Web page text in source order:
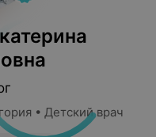
• Детский врач